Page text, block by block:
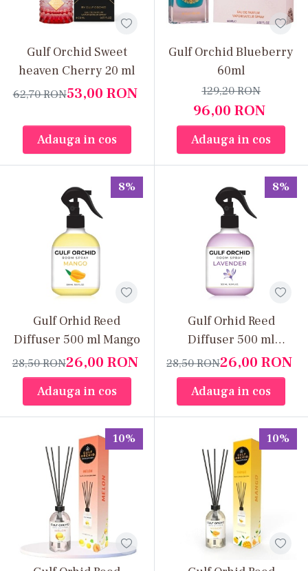
Gulf Orchid Sweet
heaven Cherry 20 ml
53,00 RON
62,70RON
Adauga in cos
Gulf Orchid Blueberry
60ml
96,00RON
129,20RON
Adauga in cos
8%
Gulf Orhid Reed
Diffuser 500 ml Mango
26,00 RON
28,50RON
Adauga in cos
8%
Gulf Orhid Reed
Diffuser 500 ml
Lavander
26,00RON
28,50RON
Adauga in cos
10% 10%